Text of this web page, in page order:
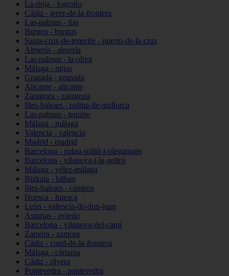
La-rioja - logroño
Cádiz - jerez-de-la-frontera
Las-palmas - tías
Burgos - burgos
Santa-cruz-de-tenerife - puerto-de-la-cruz
Almería - almería
Las-palmas - la-oliva
Málaga - mijas
Granada - granada
Alicante - alicante
Zaragoza - zaragoza
Illes-balears - palma-de-mallorca
Las-palmas - teguise
Málaga - málaga
Valencia - valencia
Madrid - madrid
Barcelona - palau-solità-i-plegamans
Barcelona - vilanova-i-la-geltrú
Málaga - vélez-málaga
Bizkaia - bilbao
Illes-balears - campos
Huesca - huesca
León - valencia-de-don-juan
Asturias - oviedo
Barcelona - vilanova-del-camí
Zamora - zamora
Cádiz - conil-de-la-frontera
Málaga - cártama
Cádiz - olvera
Pontevedra - pontevedra